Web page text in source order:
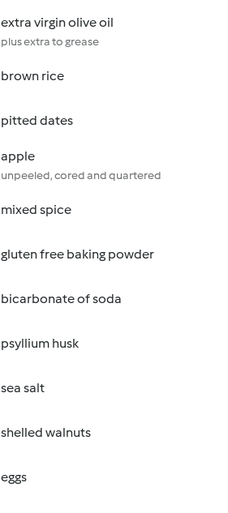
extra virgin olive oil
plus extra to grease
brown rice
pitted dates
apple
unpeeled, cored and quartered
mixed spice
gluten free baking powder
bicarbonate of soda
psyllium husk
sea salt
shelled walnuts
eggs